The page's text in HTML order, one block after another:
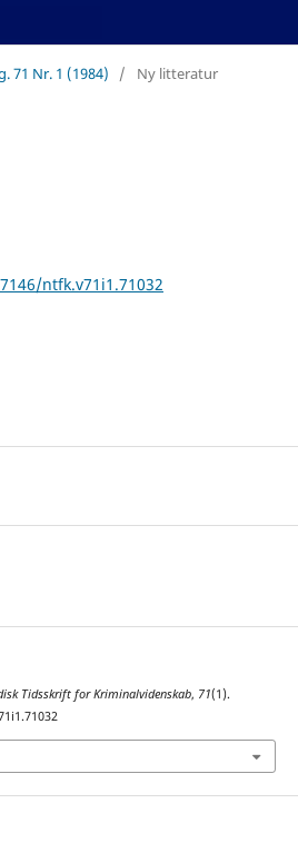
71 Nr. 1 (1984) / Ny litteratur
ntfk.v71i1.71032
Tidsskrift for Kriminalvidenskab, 71(1).